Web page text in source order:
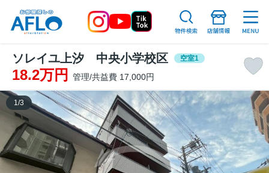
ソレイユ上汐 中央小学校区 空室1
18.2万円 管理/共益費 17,000円
1 /3